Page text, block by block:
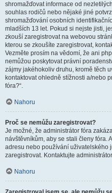
shromažďovat informace od
souhlas rodičů nebo nějaké jiné
shromažďování osobních
mladších 13 let. Pokud si nejste jisti,
zkouší zaregistrovat na webovou
kterou se zkoušíte zaregistrovat,
Vezměte prosím na vědomí, že ani
nemůžou poskytovat právní
zájmy jakéhokoliv druhu, kromě těch
kontaktovat ohledně stížnosti a/nebo
fóra?“.
Nahoru
Proč se nemůžu zaregistrovat?
Je možné, že administrátor fóra
návštěvníkům, aby se stali členy fóra.
adresu nebo používání uživatelského
zaregistrovat. Kontaktujte
Nahoru